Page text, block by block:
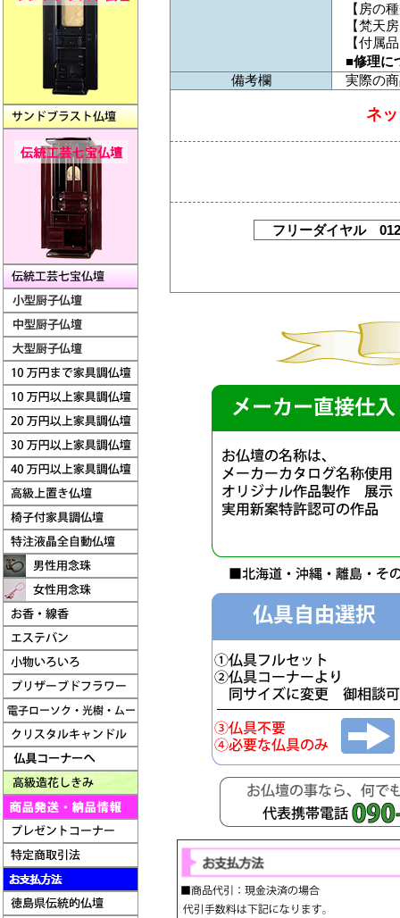
【房の
【梵天
【付属
■修理に
備考欄
実際の
ネ
フリーダイヤル